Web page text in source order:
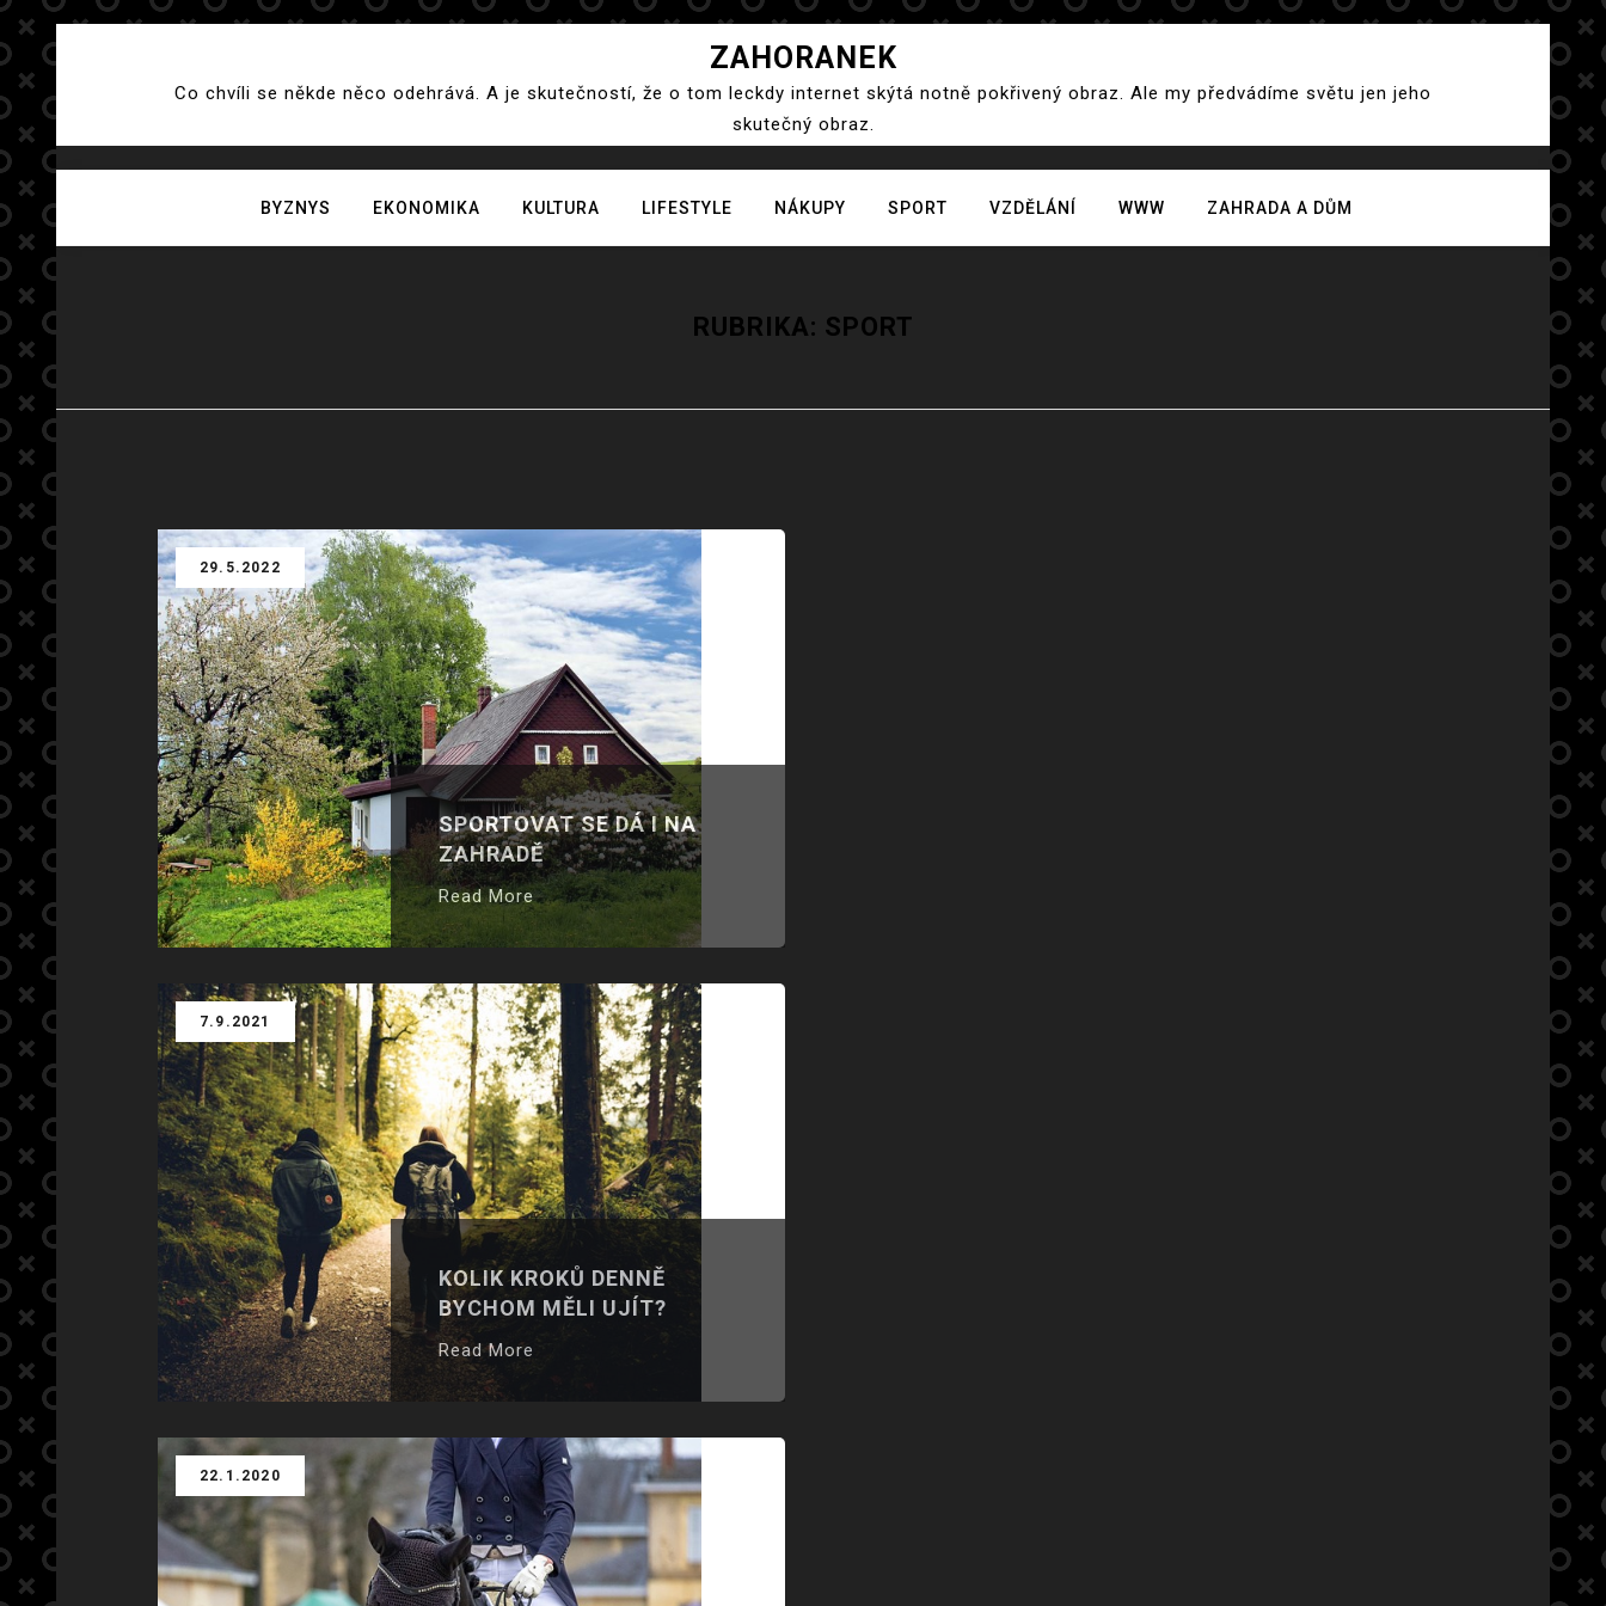
Skip
to
content
ZAHORANEK
Co chvíli se někde něco odehrává. A je skutečností, že o tom leckdy internet skýtá notně pokřivený obraz. Ale my předvádíme světu jen jeho
skutečný obraz.
BYZNYS EKONOMIKA KULTURA LIFESTYLE NÁKUPY SPORT VZDĚLÁNÍ WWW ZAHRADA A DŮM
RUBRIKA: SPORT
29.5.2022
SPORTOVAT SE DÁ I NA
ZAHRADĚ
Read More
7.9.2021
KOLIK KROKŮ DENNĚ
BYCHOM MĚLI UJÍT?
Read More
22.1.2020